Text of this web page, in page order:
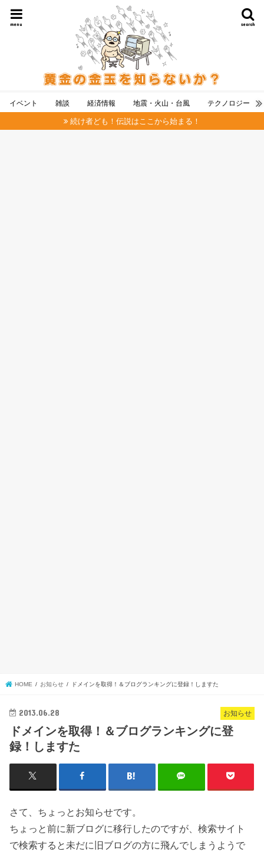
search
menu
イベント 雑談 経済情報 地震・火山・台風 テクノロジー
続け者ども！伝説はここから始まる！
HOME お知らせ ドメインを取得！＆ブログランキングに登録！しますた
お知らせ
2013.06.28
ドメインを取得！＆ブログランキングに登
録！しますた
さて、ちょっとお知らせです。
ちょっと前に新ブログに移行したのですが、検索サイト
で検索すると未だに旧ブログの方に飛んでしまうようで